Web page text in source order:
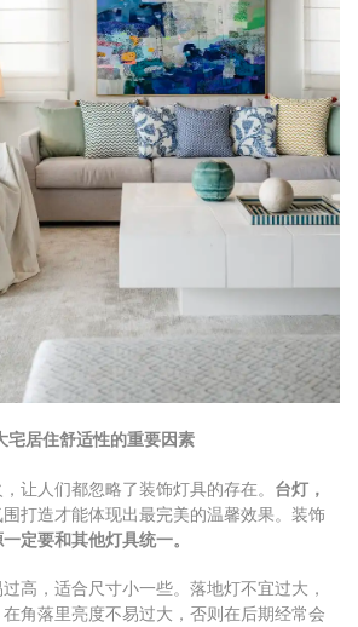
宅居住舒适性的重要因素
让人们都忽略了装饰灯具的存在。 台灯，
打造才能体现出最完美的温馨效果。装饰
定要和其他灯具统一。
高，适合尺寸小一些。落地灯不宜过大，
角落里亮度不易过大，否则在后期经常会